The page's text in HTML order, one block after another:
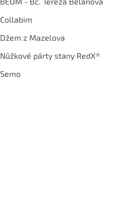
Collabim
Džem z Mazelova
Nůžkové párty stany RedX®
Semo